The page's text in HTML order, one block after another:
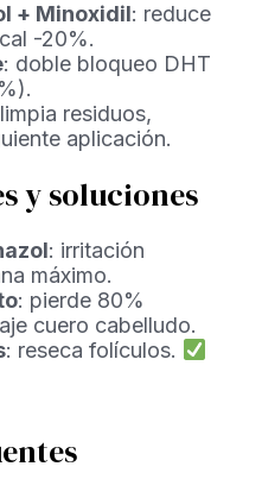
+ Minoxidil: reduce
-20%.
: doble bloqueo DHT
residuos,
aplicación.
y soluciones
: irritación
máximo.
: pierde 80%
cuero cabelludo.
: reseca folículos.